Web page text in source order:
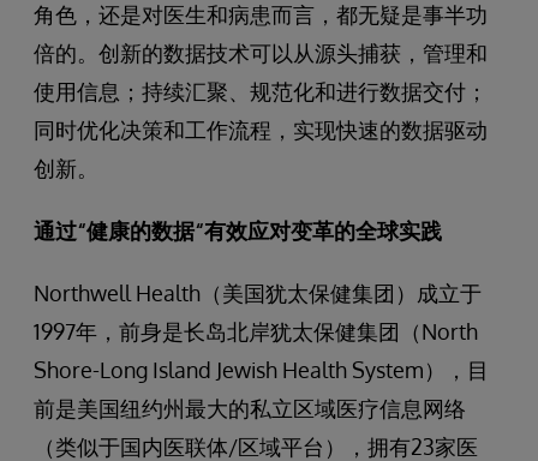
角色，还是对医生和病患而言，都无疑是事半功
倍的。创新的数据技术可以从源头捕获，管理和
使用信息；持续汇聚、规范化和进行数据交付；
同时优化决策和工作流程，实现快速的数据驱动
创新。
通过“健康的数据“有效应对变革的全球实践
Northwell Health（美国犹太保健集团）成立于
1997年，前身是长岛北岸犹太保健集团（North
Shore-Long Island Jewish Health System），目
前是美国纽约州最大的私立区域医疗信息网络
（类似于国内医联体/区域平台），拥有23家医